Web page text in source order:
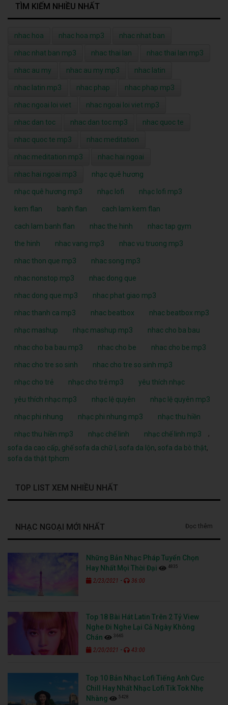
TÌM KIẾM NHIỀU NHẤT
nhac hoa nhac hoa mp3 nhac nhat ban
nhac nhat ban mp3 nhac thai lan nhac thai lan mp3
nhac au my nhac au my mp3 nhac latin
nhac latin mp3 nhac phap nhac phap mp3
nhac ngoai loi viet nhac ngoai loi viet mp3
nhac dan toc nhac dan toc mp3 nhac quoc te
nhac quoc te mp3 nhac meditation
nhac meditation mp3 nhac hai ngoai
nhac hai ngoai mp3 nhạc quê hương
nhạc quê hương mp3 nhạc lofi nhạc lofi mp3
kem flan banh flan cach lam kem flan
cach lam banh flan nhac the hinh nhac tap gym
the hinh nhac vang mp3 nhac vu truong mp3
nhac thon que mp3 nhac song mp3
nhac nonstop mp3 nhac dong que
nhac dong que mp3 nhac phat giao mp3
nhac thanh ca mp3 nhac beatbox nhac beatbox mp3
nhạc mashup nhạc mashup mp3 nhac cho ba bau
nhac cho ba bau mp3 nhac cho be nhac cho be mp3
nhac cho tre so sinh nhac cho tre so sinh mp3
nhạc cho trẻ nhạc cho trẻ mp3 yêu thích nhạc
yêu thích nhạc mp3 nhạc lệ quyên nhạc lệ quyên mp3
nhạc phi nhung nhạc phi nhung mp3 nhạc thu hiền
nhạc thu hiền mp3 nhạc chế linh nhạc chế linh mp3
,
sofa da cao cấp, ghế sofa da chữ l , sofa da lộn, sofa da bò thật,
sofa da thật tphcm
TOP LIST XEM NHIỀU NHẤT
NHẠC NGOẠI MỚI NHẤT Đọc thêm
Những Bản Nhạc Pháp Tuyển Chọn
Hay Nhất Mọi Thời Đại
4835
2/23/2021 - 36:00
Top 18 Bài Hát Latin Trên 2 Tỷ View
Nghe Đi Nghe Lại Cả Ngày Không
Chán
3665
2/20/2021 - 43:00
Top 10 Bản Nhạc Lofi Tiếng Anh Cực
Chill Hay Nhất Nhạc Lofi Tik Tok Nhẹ
Nhàng
5428